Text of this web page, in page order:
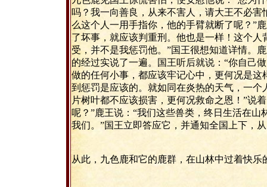
吗？我一向善良，从来不害人，请大王不必
么这个人一用手指你，他的手臂就断了呢？”
了坏事，就应该判重刑。他也是一样！这个
受，并不是我惩罚他。”国王很想知道详情。
的经过实说了一遍。国王听后就说：“你自己
做的任何小事，都应该牢记心中，更何况是
到惩罚是应该的。就如同在炎热的天气，一
片树叶都不应该损害，更何况救命之恩！”说
呢？”鹿王说：“我们这些兽类，终日生活在
我们。”国王立即答应它，并通知全国上下，
从此，九色鹿和它的鹿群，在山林中过着快乐